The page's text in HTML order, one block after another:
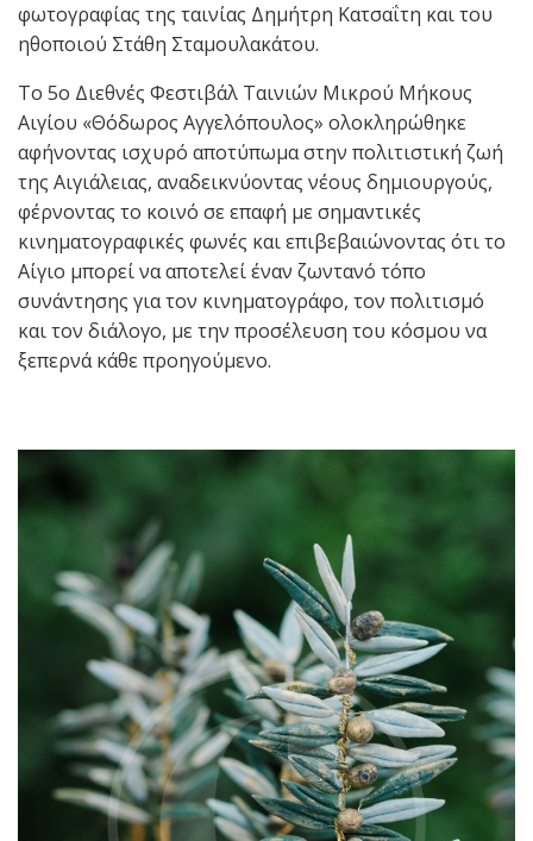
φωτογραφίας της ταινίας Δημήτρη Κατσαΐτη και του
ηθοποιού Στάθη Σταμουλακάτου.
Το 5ο Διεθνές Φεστιβάλ Ταινιών Μικρού Μήκους
Αιγίου «Θόδωρος Αγγελόπουλος» ολοκληρώθηκε
αφήνοντας ισχυρό αποτύπωμα στην πολιτιστική ζωή
της Αιγιάλειας, αναδεικνύοντας νέους δημιουργούς,
φέρνοντας το κοινό σε επαφή με σημαντικές
κινηματογραφικές φωνές και επιβεβαιώνοντας ότι το
Αίγιο μπορεί να αποτελεί έναν ζωντανό τόπο
συνάντησης για τον κινηματογράφο, τον πολιτισμό
και τον διάλογο, με την προσέλευση του κόσμου να
ξεπερνά κάθε προηγούμενο.